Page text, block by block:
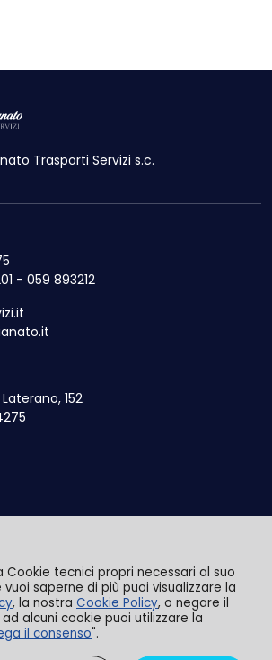
Trasporti Servizi s.c.
- 059 893212
152
Cookie tecnici propri necessari al suo
saperne di più puoi visualizzare la
, la nostra Cookie Policy, o negare il
alcuni cookie puoi utilizzare la
il consenso".